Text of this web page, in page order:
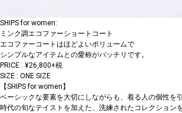
SHIPS for women:
ミンク調エコファーショートコート
エコファーコートはほどよいボリュームで
シンプルなアイテムとの愛称がバッチリです。
PRICE : ¥26,800+税
SIZE : ONE SIZE
【SHIPS for women】
ベーシックな要素を大切にしながらも、着る人の個性を
時代の旬なテイストを加えた、洗練されたコレクション